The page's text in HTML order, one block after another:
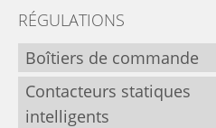
RÉGULATIONS
Boîtiers de commande
Contacteurs statiques
intelligents